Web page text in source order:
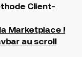
Client-
Marketplace !
au scroll